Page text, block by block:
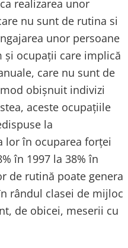
realizarea unor
nu sunt de rutina si
unor persoane
și ocupații care implică
care nu sunt de
obișnuit indivizi
aceste ocupațiile
la
lor în ocuparea forței
în 1997 la 38% în
de rutină poate genera
rândul clasei de mijloc
de obicei, meserii cu